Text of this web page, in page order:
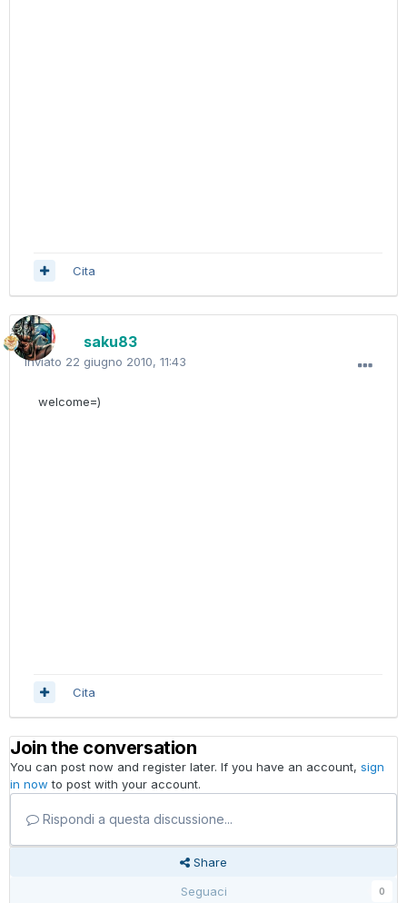
Cita
saku83
Inviato 22 giugno 2010, 11:43
welcome=)
Cita
Join the conversation
You can post now and register later. If you have an account, sign
in now to post with your account.
Rispondi a questa discussione...
Share
Seguaci
0